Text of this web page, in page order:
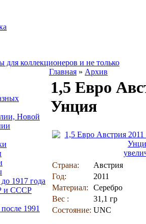
Новой
1917 года
и СССР
1991
Главная » Архив
1,5 Евро
Унция
Страна:
Австрия
Год:
2011
Материал:
Серебро
Вес :
31,1 гр
Состояние: UNC